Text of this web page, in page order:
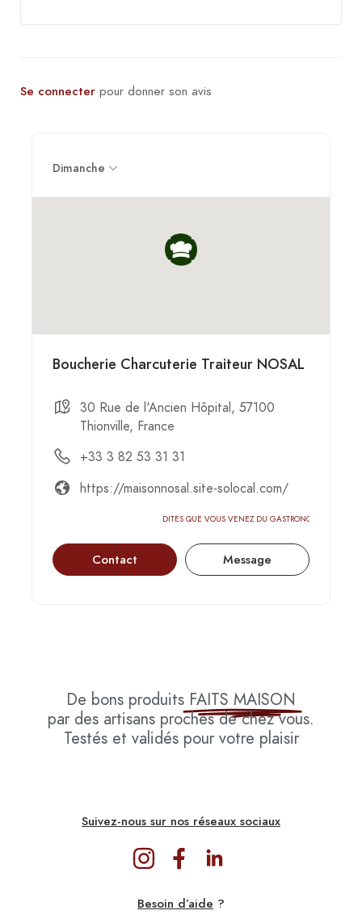
Se connecter pour donner son avis
Dimanche
Boucherie Charcuterie Traiteur NOSAL
30 Rue de l'Ancien Hôpital, 57100
Thionville, France
+33 3 82 53 31 31
https://maisonnosal.site-solocal.com/
DITES QUE VOUS VENEZ DU GASTRONOMIC-CIRCUS
Contact Message
De bons produits FAITS MAISON
par des artisans proches de chez vous.
Testés et validés pour votre plaisir
Suivez-nous sur nos réseaux sociaux
Besoin d’aide ?